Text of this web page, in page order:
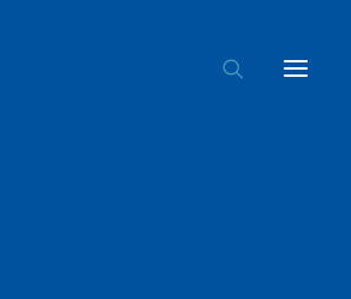
de l’environnement survey